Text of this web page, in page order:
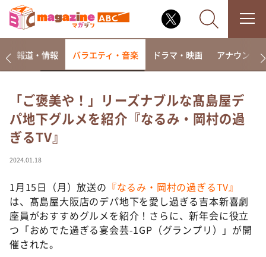
なるみ・岡村の過ぎるTV
相席食堂
これ余談なんですけど・・・
て真剣です
探偵！ナイトスクープ
news おかえり
河合＆A.B.C-Z塚田×福井アナ「なんでやねん！？」
（news おかえり）
報道・情報 バラエティ・音楽 ドラマ・映画 アナウンサー
「ご褒美や！」リーズナブルな髙島屋デ
パ地下グルメを紹介『なるみ・岡村の過
ぎるTV』
2024.01.18
1月15日（月）放送の 『なるみ・岡村の過ぎるTV』
は、髙島屋大阪店のデパ地下を愛し過ぎる吉本新喜劇
座員がおすすめグルメを紹介！さらに、新年会に役立
つ「おめでた過ぎる宴会芸-1GP（グランプリ）」が開
催された。